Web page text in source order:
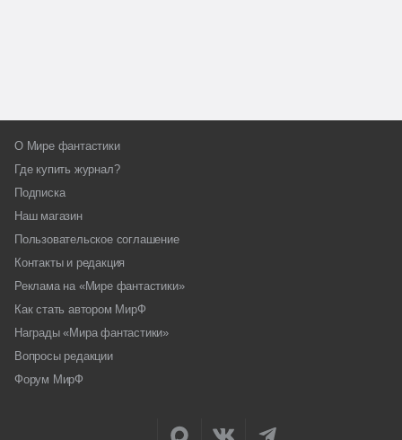
О Мире фантастики
Где купить журнал?
Подписка
Наш магазин
Пользовательское соглашение
Контакты и редакция
Реклама на «Мире фантастики»
Как стать автором МирФ
Награды «Мира фантастики»
Вопросы редакции
Форум МирФ